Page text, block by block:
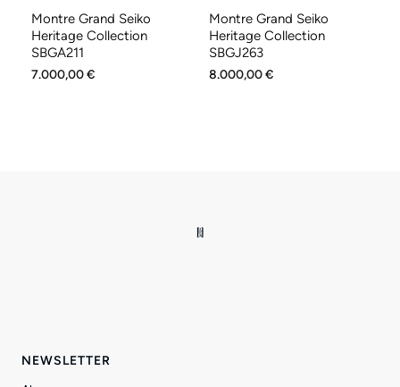
Montre Grand Seiko
Heritage Collection
SBGA211
7.000,00 €
Montre Grand Seiko
Heritage Collection
SBGJ263
8.000,00 €
NEWSLETTER